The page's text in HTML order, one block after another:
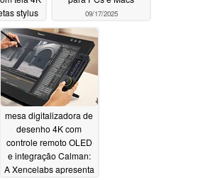
stylus
09/17/2025
mesa digitalizadora de
desenho 4K com
controle remoto OLED
e integração Calman:
A Xencelabs apresenta